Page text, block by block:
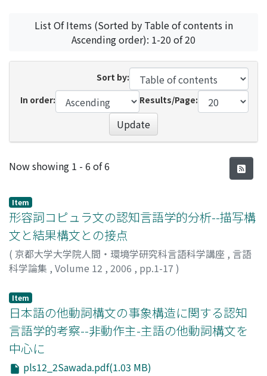
List Of Items (Sorted by Table of contents in
Ascending order): 1-20 of 20
Sort by:
In order:
Results/Page:
Update
Recent Submissions
Now showing 1 - 6 of 6
Item
形容詞コピュラ文の認知言語学的分析--描写構
文と結果構文との接点
( 京都大学大学院人間・環境学研究科言語科学講座 , 言語
科学論集 , Volume 12 , 2006 , pp.1-17 )
Item
日本語の他動詞構文の事象構造に関する認知
言語学的考察--非動作主-主語の他動詞構文を
中心に
pls12_2Sawada.pdf(1.03 MB)